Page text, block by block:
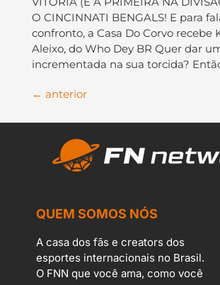
O CINCINNATI BENGALS! E para
confronto, a Casa Do Corvo recebe
Aleixo, do Who Dey BR Quer dar
incrementada na sua torcida?
← anterior
QUEM SOMOS NÓS
A casa dos fãs e creators dos
esportes internacionais no Brasil.
O FNN que você ama, como você